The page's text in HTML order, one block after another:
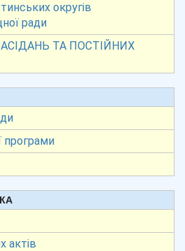
округів
ради
ТА ПОСТІЙНИХ
актів